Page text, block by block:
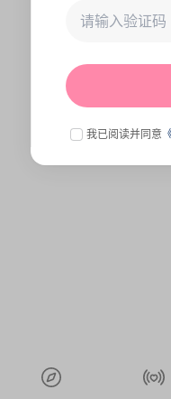
我已阅读并同意
未连接